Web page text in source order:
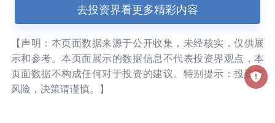
去投资界看更多精彩内容
【声明：本页面数据来源于公开收集，未经核实，仅供展
示和参考。本页面展示的数据信息不代表投资界观点，本
页面数据不构成任何对于投资的建议。特别提示：投资有
风险，决策请谨慎。】